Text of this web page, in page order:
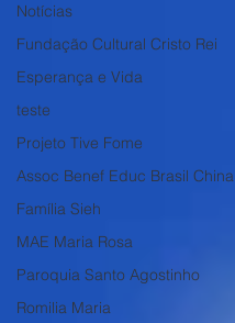
Notícias
Fundação Cultural Cristo Rei
Esperança e Vida
teste
Projeto Tive Fome
Assoc Benef Educ Brasil China
Família Sieh
MAE Maria Rosa
Paroquia Santo Agostinho
Romilia Maria